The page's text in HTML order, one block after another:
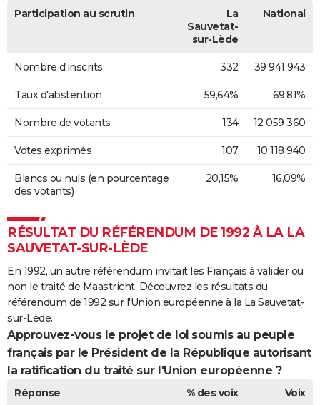
Participation au scrutin
La
Sauvetat-
sur-Lède
National
Nombre d'inscrits 332 39 941 943
Taux d'abstention 59,64% 69,81%
Nombre de votants 134 12 059 360
Votes exprimés 107 10 118 940
Blancs ou nuls (en pourcentage
des votants)
20,15% 16,09%
RÉSULTAT DU RÉFÉRENDUM DE 1992 À LA LA
SAUVETAT-SUR-LÈDE
En 1992, un autre référendum invitait les Français à valider ou
non le traité de Maastricht. Découvrez les résultats du
référendum de 1992 sur l'Union européenne à la La Sauvetat-
sur-Lède.
Approuvez-vous le projet de loi soumis au peuple
français par le Président de la République autorisant
la ratification du traité sur l'Union européenne ?
Réponse % des voix
Voix